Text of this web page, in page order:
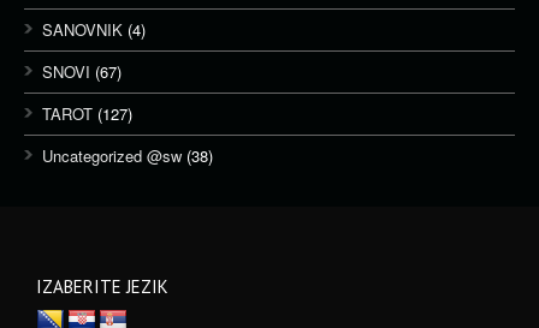
SANOVNIK (4)
SNOVI (67)
TAROT (127)
Uncategorized @sw (38)
IZABERITE JEZIK